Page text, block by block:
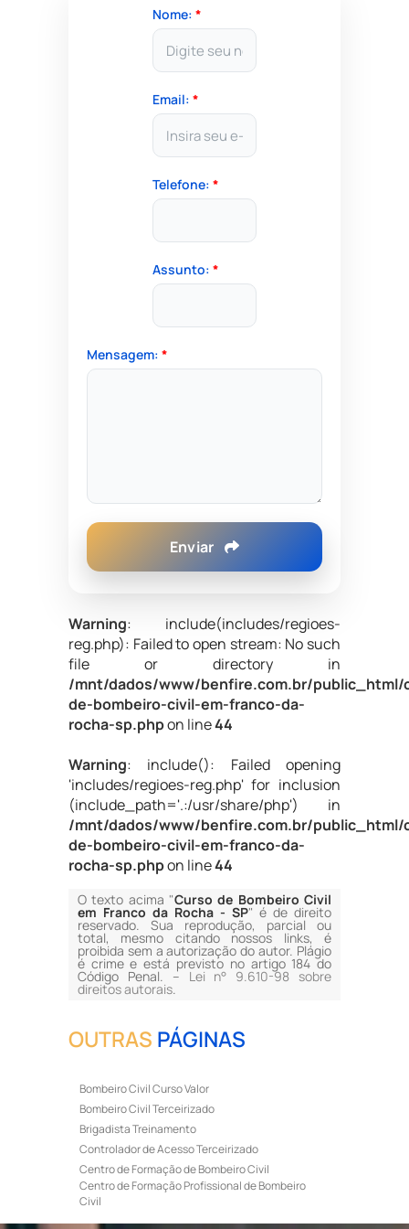
Nome: *
Email: *
Telefone: *
Assunto: *
Mensagem: *
Enviar
Warning: include(includes/regioes-
reg.php): Failed to open stream: No such
file or directory in
/mnt/dados/www/benfire.com.br/public_html/
de-bombeiro-civil-em-franco-da-
rocha-sp.phpon line44
Warning: include(): Failed opening
'includes/regioes-reg.php' for inclusion
(include_path='.:/usr/share/php') in
/mnt/dados/www/benfire.com.br/public_html/
de-bombeiro-civil-em-franco-da-
rocha-sp.phpon line44
O texto acima "Curso de Bombeiro Civil
em Franco da Rocha - SP" é de direito
reservado. Sua reprodução, parcial ou
total, mesmo citando nossos links, é
proibida sem a autorização do autor. Plágio
é crime e está previsto no artigo 184 do
Código Penal. – Lei n° 9.610-98 sobre
direitos autorais.
OUTRAS PÁGINAS
Bombeiro Civil Curso Valor
Bombeiro Civil Terceirizado
Brigadista Treinamento
Controlador de Acesso Terceirizado
Centro de Formação de Bombeiro Civil
Centro de Formação Profissional de Bombeiro
Civil
Curso de Bombeiro Civil